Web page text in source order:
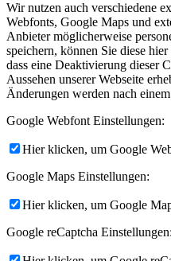
Wir nutzen auch verschiedene
Webfonts, Google Maps und
Anbieter möglicherweise
speichern, können Sie diese
dass eine Deaktivierung dieser
Aussehen unserer Webseite
Änderungen werden nach
Google Webfont Einstellungen:
Hier klicken, um Google
Google Maps Einstellungen:
Hier klicken, um Google
Google reCaptcha Einstellungen: